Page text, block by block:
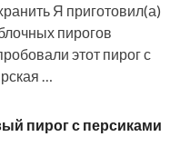
Я приготовил(а)
пирогов
этот пирог с
…
пирог с персиками